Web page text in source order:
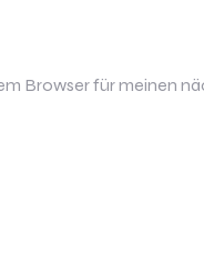
Browser für meinen